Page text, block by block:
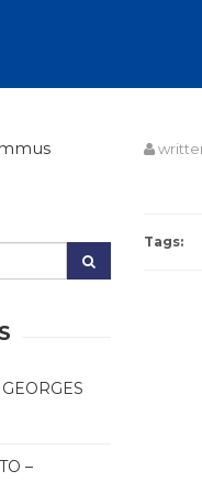
(14)
(11)
e Comunicação
Tags:
–